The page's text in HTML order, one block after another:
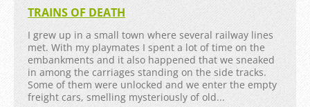
TRAINS OF DEATH
I grew up in a small town where several railway lines
met. With my playmates I spent a lot of time on the
embankments and it also happened that we sneaked
in among the carriages standing on the side tracks.
Some of them were unlocked and we enter the empty
freight cars, smelling mysteriously of old...